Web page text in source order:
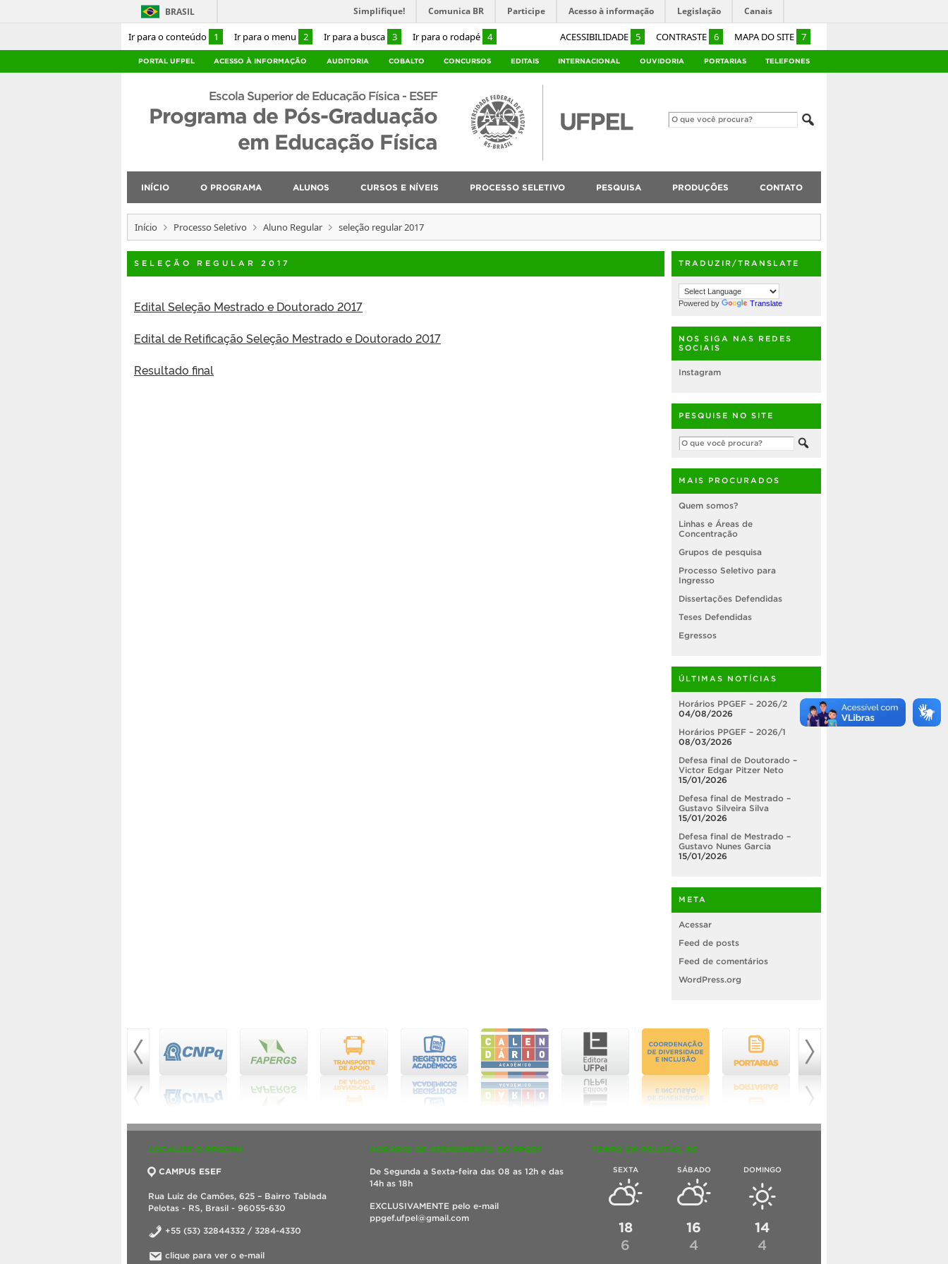
Ir para o conteúdo 1 Ir para o menu 2 Ir para a busca 3 Ir para o rodapé 4 ACESSIBILIDADE 5 CONTRASTE 6 MAPA DO SITE 7
BRASIL Simplifique! Comunica BR Participe Acesso à informação Legislação Canais
PORTAL UFPEL ACESSO À INFORMAÇÃO AUDITORIA COBALTO CONCURSOS EDITAIS INTERNACIONAL OUVIDORIA PORTARIAS TELEFONES
Escola Superior de Educação Física - ESEF
Programa de Pós-Graduação
em Educação Física
INÍCIO O PROGRAMA ALUNOS CURSOS E NÍVEIS PROCESSO SELETIVO PESQUISA PRODUÇÕES CONTATO
Início Processo Seletivo Aluno Regular seleção regular 2017
SELEÇÃO REGULAR 2017
Edital Seleção Mestrado e Doutorado 2017
Edital de Retificação Seleção Mestrado e Doutorado 2017
Resultado final
TRADUZIR/TRANSLATE
Powered by Translate
NOS SIGA NAS REDES
SOCIAIS
Instagram
PESQUISE NO SITE
MAIS PROCURADOS
Quem somos?
Linhas e Áreas de
Concentração
Grupos de pesquisa
Processo Seletivo para
Ingresso
Dissertações Defendidas
Teses Defendidas
Egressos
ÚLTIMAS NOTÍCIAS
Horários PPGEF – 2026/2
04/08/2026
Horários PPGEF – 2026/1
08/03/2026
Defesa final de Doutorado –
Victor Edgar Pitzer Neto
15/01/2026
Defesa final de Mestrado –
Gustavo Silveira Silva
15/01/2026
Defesa final de Mestrado –
Gustavo Nunes Garcia
15/01/2026
META
Acessar
Feed de posts
Feed de comentários
WordPress.org
LOCALIZE O PPGCMH
CAMPUS ESEF
Rua Luiz de Camões, 625 – Bairro Tablada
Pelotas - RS, Brasil - 96055-630
+55 (53) 32844332 / 3284-4330
clique para ver o e-mail
HORÁRIO DE ATENDIMENTO DO PPGEF
De Segunda a Sexta-feira das 08 as 12h e das
14h as 18h
EXCLUSIVAMENTE pelo e-mail
ppgef.ufpel@gmail.com
TEMPO EM PELOTAS, RS
SEXTA
18
6
SÁBADO
16
4
DOMINGO
14
4